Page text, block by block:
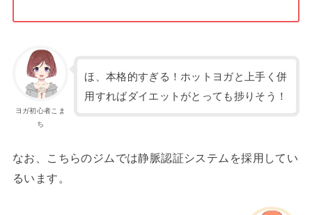
ヨガ初心者こま
ち
ほ、本格的すぎる！ホットヨガと上手く併
用すればダイエットがとっても捗りそう！
なお、こちらのジムでは静脈認証システムを採用してい
るいます。